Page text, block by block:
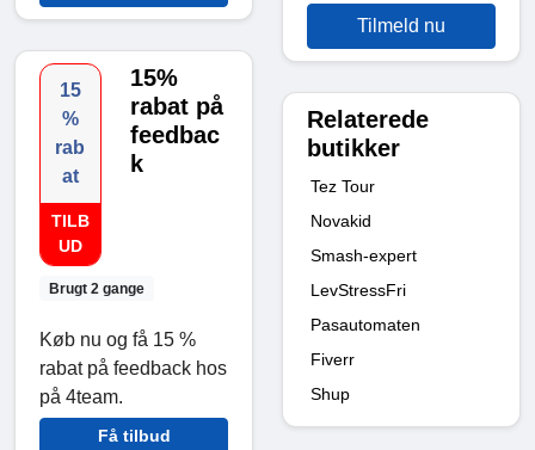
15
%
rab
at
TILB
UD
Brugt 2 gange
15%
rabat på
feedbac
k
Køb nu og få 15 %
rabat på feedback hos
på 4team.
Få tilbud
Tilmeld nu
Relaterede
butikker
Tez Tour
Novakid
Smash-expert
LevStressFri
Pasautomaten
Fiverr
Shup